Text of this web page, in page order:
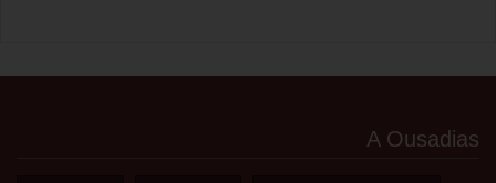
A Ousadias